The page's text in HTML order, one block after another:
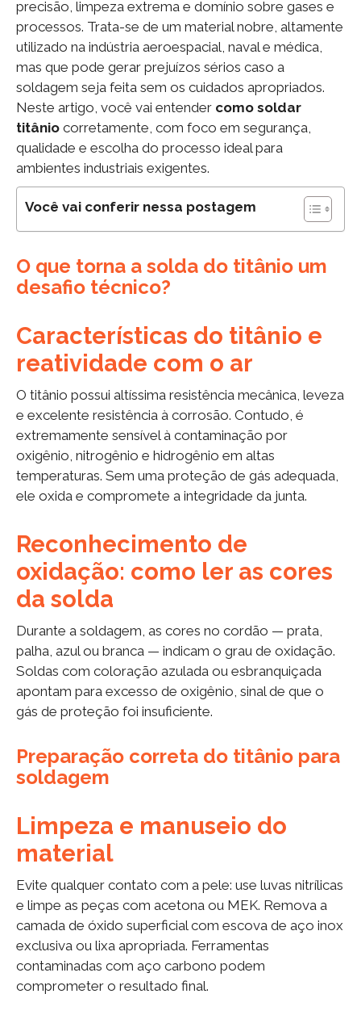
precisão, limpeza extrema e domínio sobre gases e
processos. Trata-se de um material nobre, altamente
utilizado na indústria aeroespacial, naval e médica,
mas que pode gerar prejuízos sérios caso a
soldagem seja feita sem os cuidados apropriados.
Neste artigo, você vai entender como soldar
titânio corretamente, com foco em segurança,
qualidade e escolha do processo ideal para
ambientes industriais exigentes.
Você vai conferir nessa postagem
O que torna a solda do titânio um
desafio técnico?
Características do titânio e
reatividade com o ar
O titânio possui altíssima resistência mecânica, leveza
e excelente resistência à corrosão. Contudo, é
extremamente sensível à contaminação por
oxigênio, nitrogênio e hidrogênio em altas
temperaturas. Sem uma proteção de gás adequada,
ele oxida e compromete a integridade da junta.
Reconhecimento de
oxidação: como ler as cores
da solda
Durante a soldagem, as cores no cordão — prata,
palha, azul ou branca — indicam o grau de oxidação.
Soldas com coloração azulada ou esbranquiçada
apontam para excesso de oxigênio, sinal de que o
gás de proteção foi insuficiente.
Preparação correta do titânio para
soldagem
Limpeza e manuseio do
material
Evite qualquer contato com a pele: use luvas nitrílicas
e limpe as peças com acetona ou MEK. Remova a
camada de óxido superficial com escova de aço inox
exclusiva ou lixa apropriada. Ferramentas
contaminadas com aço carbono podem
comprometer o resultado final.